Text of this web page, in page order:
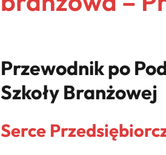
Przewodnik po
Szkoły Branżowej
Serce